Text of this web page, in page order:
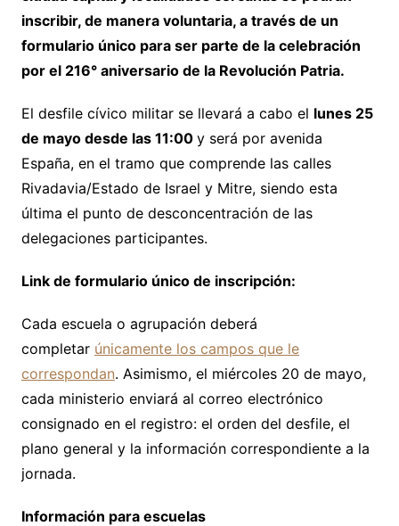
inscribir, de manera voluntaria, a través de un
formulario único para ser parte de la celebración
por el 216° aniversario de la Revolución Patria.
El desfile cívico militar se llevará a cabo el lunes 25
de mayo desde las 11:00 y será por avenida
España, en el tramo que comprende las calles
Rivadavia/Estado de Israel y Mitre, siendo esta
última el punto de desconcentración de las
delegaciones participantes.
Link de formulario único de inscripción:
Cada escuela o agrupación deberá
completar únicamente los campos que le
correspondan. Asimismo, el miércoles 20 de mayo,
cada ministerio enviará al correo electrónico
consignado en el registro: el orden del desfile, el
plano general y la información correspondiente a la
jornada.
Información para escuelas